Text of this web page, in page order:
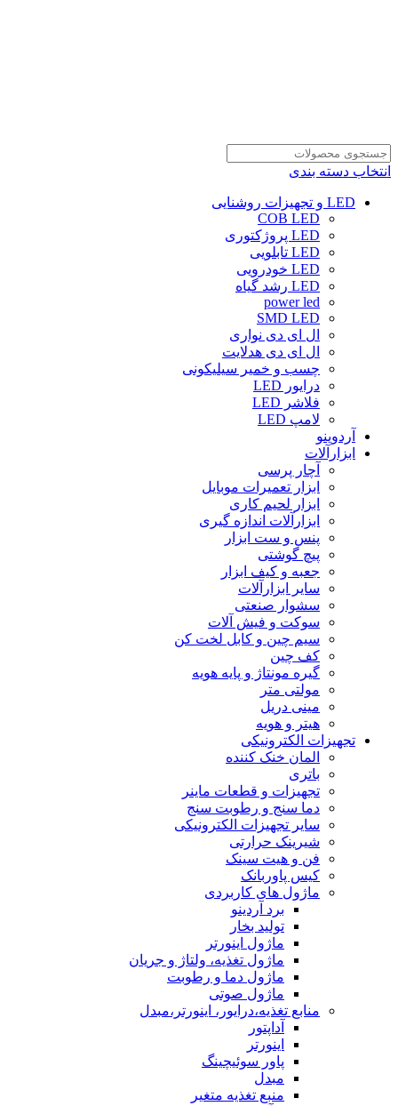
انتخاب دسته بندی
LED و تجهیزات روشنایی
COB LED
LED پروژکتوری
LED تابلویی
LED خودرویی
LED رشد گیاه
power led
SMD LED
ال ای دی نواری
ال ای دی هدلایت
چسب و خمیر سیلیکونی
درایور LED
فلاشر LED
لامپ LED
آردوینو
ابزارآلات
آچار پرسی
ابزار تعمیرات موبایل
ابزار لحیم کاری
ابزارآلات اندازه گیری
پنس و ست ابزار
پیچ گوشتی
جعبه و کیف ابزار
سایر ابزارآلات
سشوار صنعتی
سوکت و فیش آلات
سیم چین و کابل لخت کن
کف چین
گیره مونتاژ و پایه هویه
مولتی متر
مینی دریل
هیتر و هویه
تجهیزات الکترونیکی
المان خنک کننده
باتری
تجهیزات و قطعات ماینر
دما سنج و رطوبت سنج
سایر تجهیزات الکترونیکی
شیرینک حرارتی
فن و هیت سینک
کیس پاوربانک
ماژول های کاربردی
برد آردینو
تولید بخار
ماژول اینورتر
ماژول تغذیه، ولتاژ و جریان
ماژول دما و رطوبت
ماژول صوتی
منابع تغذیه،درایور، اینورتر،مبدل
آداپتور
اینورتر
پاور سوئیچینگ
مبدل
منبع تغذیه متغیر